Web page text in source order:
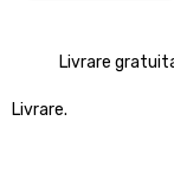
Livrare
Livrare.